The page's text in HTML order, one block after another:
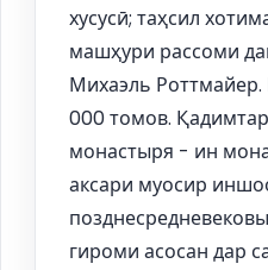
хусусӣ; таҳсил
машҳури рассоми
Михаэль
000 томов.
монастыря - ин
аксари муосир
гироми асосан дар